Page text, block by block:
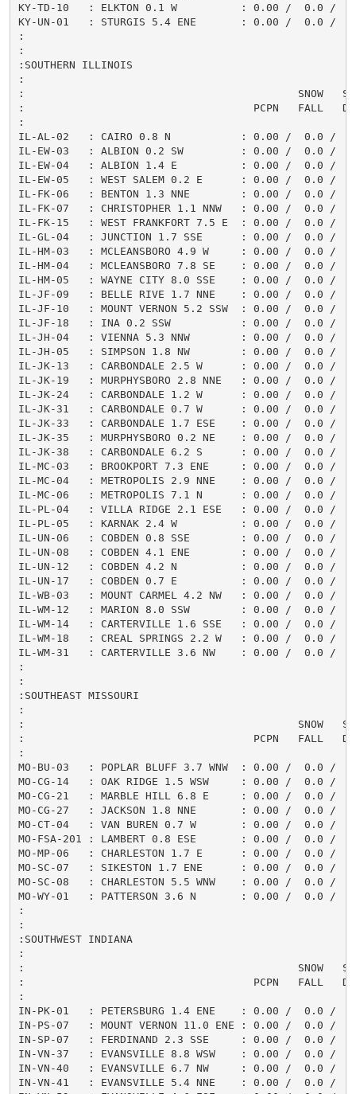
KY-TD-10   : ELKTON 0.1 W          : 0.00 /  0.0 /
KY-UN-01   : STURGIS 5.4 ENE       : 0.00 /  0.0 /
:
:
:SOUTHERN ILLINOIS
:
:                                           SNOW   SNOW
:                                    PCPN   FALL
:
IL-AL-02   : CAIRO 0.8 N           : 0.00 /  0.0 /
IL-EW-03   : ALBION 0.2 SW         : 0.00 /  0.0 /
IL-EW-04   : ALBION 1.4 E          : 0.00 /  0.0 /
IL-EW-05   : WEST SALEM 0.2 E      : 0.00 /  0.0 /
IL-FK-06   : BENTON 1.3 NNE        : 0.00 /  0.0 /
IL-FK-07   : CHRISTOPHER 1.1 NNW   : 0.00 /  0.0
IL-FK-15   : WEST FRANKFORT 7.5 E  : 0.00 /  0.0
IL-GL-04   : JUNCTION 1.7 SSE      : 0.00 /  0.0 /
IL-HM-03   : MCLEANSBORO 4.9 W     : 0.00 /  0.0
IL-HM-04   : MCLEANSBORO 7.8 SE    : 0.00 /  0.0
IL-HM-05   : WAYNE CITY 8.0 SSE    : 0.00 /  0.0 /
IL-JF-09   : BELLE RIVE 1.7 NNE    : 0.00 /  0.0 /
IL-JF-10   : MOUNT VERNON 5.2 SSW  : 0.00 /  0.0
IL-JF-18   : INA 0.2 SSW           : 0.00 /  0.0 /
IL-JH-04   : VIENNA 5.3 NNW        : 0.00 /  0.0 /
IL-JH-05   : SIMPSON 1.8 NW        : 0.00 /  0.0 /
IL-JK-13   : CARBONDALE 2.5 W      : 0.00 /  0.0 /
IL-JK-19   : MURPHYSBORO 2.8 NNE   : 0.00 /  0.0
IL-JK-24   : CARBONDALE 1.2 W      : 0.00 /  0.0 /
IL-JK-31   : CARBONDALE 0.7 W      : 0.00 /  0.0 /
IL-JK-33   : CARBONDALE 1.7 ESE    : 0.00 /  0.0
IL-JK-35   : MURPHYSBORO 0.2 NE    : 0.00 /  0.0
IL-JK-38   : CARBONDALE 6.2 S      : 0.00 /  0.0 /
IL-MC-03   : BROOKPORT 7.3 ENE     : 0.00 /  0.0 /
IL-MC-04   : METROPOLIS 2.9 NNE    : 0.00 /  0.0
IL-MC-06   : METROPOLIS 7.1 N      : 0.00 /  0.0 /
IL-PL-04   : VILLA RIDGE 2.1 ESE   : 0.00 /  0.0 /
IL-PL-05   : KARNAK 2.4 W          : 0.00 /  0.0 /
IL-UN-06   : COBDEN 0.8 SSE        : 0.00 /  0.0 /
IL-UN-08   : COBDEN 4.1 ENE        : 0.00 /  0.0 /
IL-UN-12   : COBDEN 4.2 N          : 0.00 /  0.0 /
IL-UN-17   : COBDEN 0.7 E          : 0.00 /  0.0 /
IL-WB-03   : MOUNT CARMEL 4.2 NW   : 0.00 /  0.0 /
IL-WM-12   : MARION 8.0 SSW        : 0.00 /  0.0 /
IL-WM-14   : CARTERVILLE 1.6 SSE   : 0.00 /  0.0
IL-WM-18   : CREAL SPRINGS 2.2 W   : 0.00 /  0.0
IL-WM-31   : CARTERVILLE 3.6 NW    : 0.00 /  0.0
:
:
:SOUTHEAST MISSOURI
:
:                                           SNOW   SNOW
:                                    PCPN   FALL
:
MO-BU-03   : POPLAR BLUFF 3.7 WNW  : 0.00 /  0.0
MO-CG-14   : OAK RIDGE 1.5 WSW     : 0.00 /  0.0
MO-CG-21   : MARBLE HILL 6.8 E     : 0.00 /  0.0 /
MO-CG-27   : JACKSON 1.8 NNE       : 0.00 /  0.0 /
MO-CT-04   : VAN BUREN 0.7 W       : 0.00 /  0.0 /
MO-FSA-201 : LAMBERT 0.8 ESE       : 0.00 /  0.0
MO-MP-06   : CHARLESTON 1.7 E      : 0.00 /  0.0
MO-SC-07   : SIKESTON 1.7 ENE      : 0.00 /  0.0 /
MO-SC-08   : CHARLESTON 5.5 WNW    : 0.00 /  0.0
MO-WY-01   : PATTERSON 3.6 N       : 0.00 /  0.0
:
:
:SOUTHWEST INDIANA
:
:                                           SNOW   SNOW
:                                    PCPN   FALL
:
IN-PK-01   : PETERSBURG 1.4 ENE    : 0.00 /  0.0
IN-PS-07   : MOUNT VERNON 11.0 ENE : 0.00 /  0.0
IN-SP-07   : FERDINAND 2.3 SSE     : 0.00 /  0.0 /
IN-VN-37   : EVANSVILLE 8.8 WSW    : 0.00 /  0.0
IN-VN-40   : EVANSVILLE 6.7 NW     : 0.00 /  0.0 /
IN-VN-41   : EVANSVILLE 5.4 NNE    : 0.00 /  0.0 /